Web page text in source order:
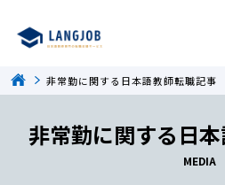
非常勤に関する日本語教師転職記事
非常勤に関する日
MEDIA